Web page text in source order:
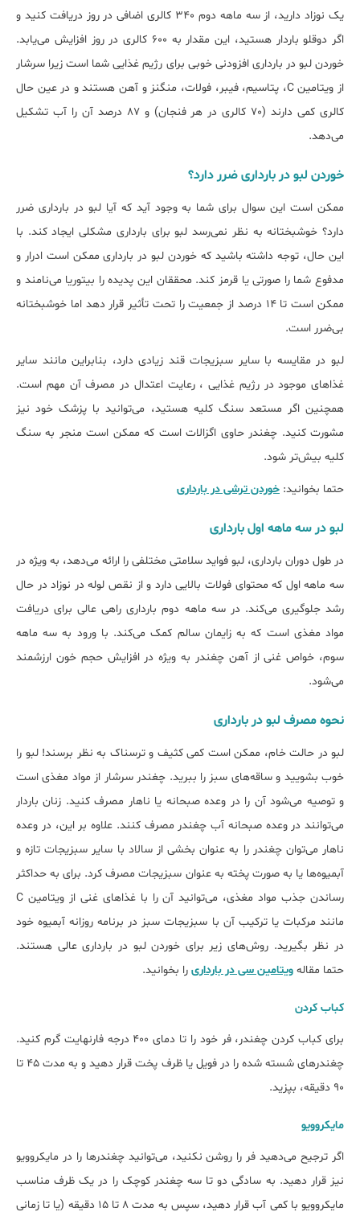
یک نوزاد دارید، از سه ماهه دوم ۳۴۰ کالری اضافی در روز دریافت کنید و
اگر دوقلو باردار هستید، این مقدار به ۶۰۰ کالری در روز افزایش می‌یابد.
خوردن لبو در بارداری افزودنی خوبی برای رژیم غذایی شما است زیرا سرشار
از ویتامین C، پتاسیم، فیبر، فولات، منگنز و آهن هستند و در عین حال
کالری کمی دارند (70 کالری در هر فنجان) و 87 درصد آن را آب تشکیل
می‌دهد.
خوردن لبو در بارداری ضرر دارد؟
ممکن است این سوال برای شما به وجود آید که آیا لبو در بارداری ضرر
دارد؟ خوشبختانه به نظر نمی‌رسد لبو برای بارداری مشکلی ایجاد کند. با
این حال، توجه داشته باشید که خوردن لبو در بارداری ممکن است ادرار و
مدفوع شما را صورتی یا قرمز کند. محققان این پدیده را بیتوریا می‌نامند و
ممکن است تا ۱۴ درصد از جمعیت را تحت تأثیر قرار دهد اما خوشبختانه
بی‌ضرر است.
لبو در مقایسه با سایر سبزیجات قند زیادی دارد، بنابراین مانند سایر
غذاهای موجود در رژیم غذایی ، رعایت اعتدال در مصرف آن مهم است.
همچنین اگر مستعد سنگ کلیه هستید، می‌توانید با پزشک خود نیز
مشورت کنید. چغندر حاوی اگزالات است که ممکن است منجر به سنگ
کلیه بیش‌تر شود.
حتما بخوانید: خوردن ترشی در بارداری
لبو در سه ماهه اول بارداری
در طول دوران بارداری، لبو فواید سلامتی مختلفی را ارائه می‌دهد، به ویژه در
سه ماهه اول که محتوای فولات بالایی دارد و از نقص لوله در نوزاد در حال
رشد جلوگیری می‌کند. در سه ماهه دوم بارداری راهی عالی برای دریافت
مواد مغذی است که به زایمان سالم کمک می‌کند. با ورود به سه ماهه
سوم، خواص غنی از آهن چغندر به ویژه در افزایش حجم خون ارزشمند
می‌شود.
نحوه مصرف لبو در بارداری
لبو در حالت خام، ممکن است کمی کثیف و ترسناک به نظر برسند! لبو را
خوب بشویید و ساقه‌های سبز را ببرید. چغندر سرشار از مواد مغذی است
و توصیه می‌شود آن را در وعده صبحانه یا ناهار مصرف کنید. زنان باردار
می‌توانند در وعده صبحانه آب چغندر مصرف کنند. علاوه بر این، در وعده
ناهار می‌توان چغندر را به عنوان بخشی از سالاد با سایر سبزیجات تازه و
آبمیوه‌ها یا به صورت پخته به عنوان سبزیجات مصرف کرد. برای به حداکثر
رساندن جذب مواد مغذی، می‌توانید آن را با غذاهای غنی از ویتامین C
مانند مرکبات یا ترکیب آن با سبزیجات سبز در برنامه روزانه آبمیوه‌ خود
در نظر بگیرید. روش‌های زیر برای خوردن لبو در بارداری عالی هستند.
حتما مقاله ویتامین سی در بارداری را بخوانید.
کباب کردن
برای کباب کردن چغندر، فر خود را تا دمای ۴۰۰ درجه فارنهایت گرم کنید.
چغندرهای شسته شده را در فویل یا ظرف پخت قرار دهید و به مدت ۴۵ تا
۹۰ دقیقه، بپزید.
مایکروویو
اگر ترجیح می‌دهید فر را روشن نکنید، می‌توانید چغندرها را در مایکروویو
نیز قرار دهید. به سادگی دو تا سه چغندر کوچک را در یک ظرف مناسب
مایکروویو با کمی آب قرار دهید، سپس به مدت ۸ تا ۱۵ دقیقه (یا تا زمانی